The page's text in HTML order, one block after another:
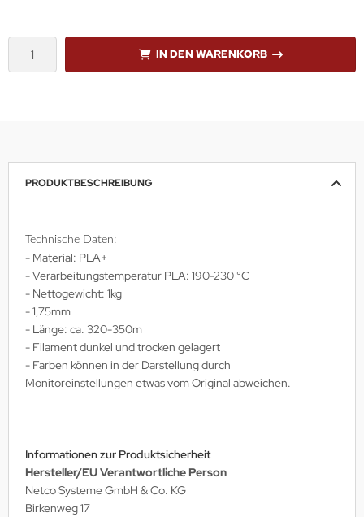
IN DEN WARENKORB
PRODUKTBESCHREIBUNG
Technische Daten:
- Material: PLA+
- Verarbeitungstemperatur PLA: 190-230 °C
- Nettogewicht: 1kg
- 1,75mm
- Länge: ca. 320-350m
- Filament dunkel und trocken gelagert
- Farben können in der Darstellung durch
Monitoreinstellungen etwas vom Original abweichen.
Informationen zur Produktsicherheit
Hersteller/EU Verantwortliche Person
Netco Systeme GmbH & Co. KG
Birkenweg 17